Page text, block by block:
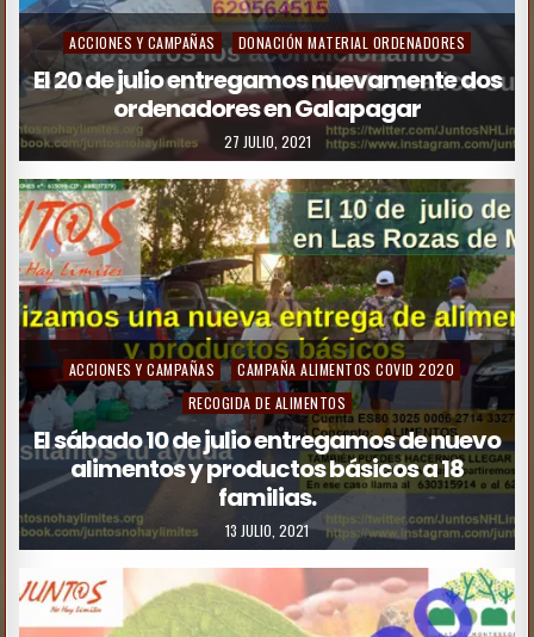
ACCIONES Y CAMPAÑAS DONACIÓN MATERIAL ORDENADORES
El 20 de julio entregamos nuevamente dos
ordenadores en Galapagar
27 JULIO, 2021
ACCIONES Y CAMPAÑAS
CAMPAÑA ALIMENTOS COVID 2020
RECOGIDA DE ALIMENTOS
El sábado 10 de julio entregamos de nuevo
alimentos y productos básicos a 18
familias.
13 JULIO, 2021